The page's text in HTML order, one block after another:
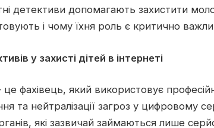
детективи допомагають захистити
і чому їхня роль є критично
у захисті дітей в інтернеті
фахівець, який використовує
та нейтралізації загроз у цифровому
які зазвичай займаються лише